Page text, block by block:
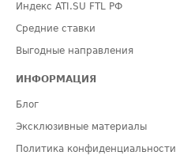
Индекс ATI.SU FTL РФ
Средние ставки
Выгодные направления
ИНФОРМАЦИЯ
Блог
Эксклюзивные материалы
Политика конфиденциальности